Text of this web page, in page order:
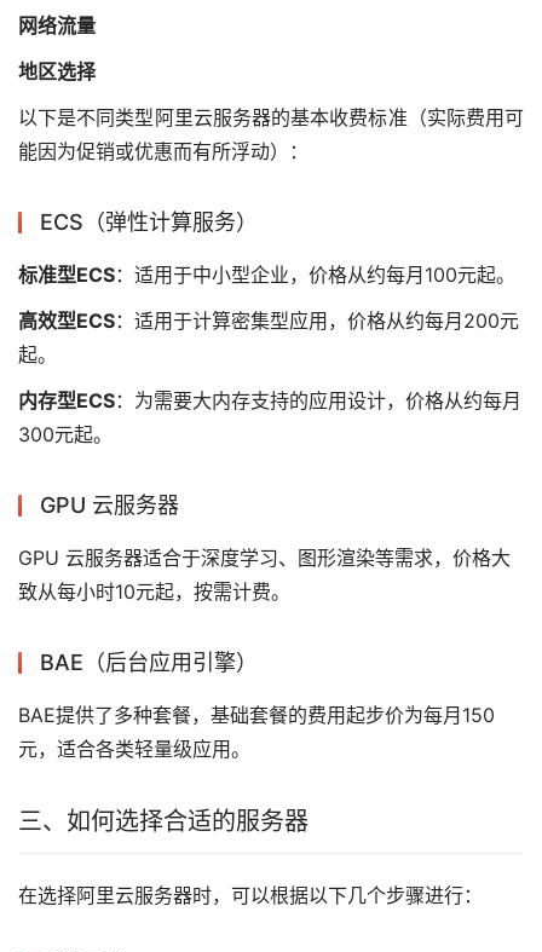
网络流量
地区选择
以下是不同类型阿里云服务器的基本收费标准（实际费用可
能因为促销或优惠而有所浮动）：
ECS（弹性计算服务）
标准型ECS：适用于中小型企业，价格从约每月100元起。
高效型ECS：适用于计算密集型应用，价格从约每月200元
起。
内存型ECS：为需要大内存支持的应用设计，价格从约每月
300元起。
GPU 云服务器
GPU 云服务器适合于深度学习、图形渲染等需求，价格大
致从每小时10元起，按需计费。
BAE（后台应用引擎）
BAE提供了多种套餐，基础套餐的费用起步价为每月150
元，适合各类轻量级应用。
三、如何选择合适的服务器
在选择阿里云服务器时，可以根据以下几个步骤进行：